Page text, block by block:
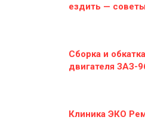
ездить —
Сборка и
двигателя ЗАЗ-
Клиника ЭКО